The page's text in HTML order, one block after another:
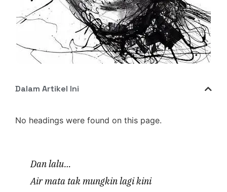
Dalam Artikel Ini
No headings were found on this page.
Dan lalu…
Air mata tak mungkin lagi kini